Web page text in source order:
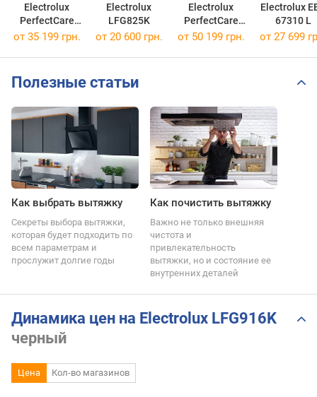
Electrolux
PerfectCare
900
Electrolux
LFG825K
Electrolux
PerfectCare
900 EW9W161B
Electrolux
67310 L
от 35 199 грн. от 20 600 грн. от 50 199 грн. от 27 699
Полезные статьи
Как выбрать вытяжку
Секреты выбора вытяжки,
которая будет подходить по
всем параметрам и
прослужит долгие годы
Как почистить вытяжку
Важно не только внешняя
чистота и
привлекательность
вытяжки, но и состояние ее
внутренних деталей
Динамика цен на Electrolux LFG916K
черный
Цена Кол-во магазинов